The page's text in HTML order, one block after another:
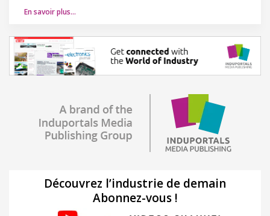
En savoir plus…
Découvrez l’industrie de demain
Abonnez-vous !